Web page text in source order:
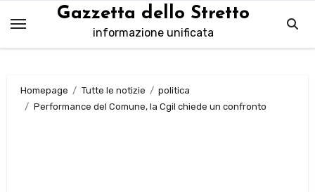
contenuto
Gazzetta dello Stretto
informazione unificata
Homepage Tutte le notizie
politica
Performance del Comune, la Cgil chiede un confronto